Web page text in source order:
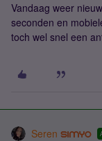
Vandaag weer
seconden en
toch wel snel een
Seren